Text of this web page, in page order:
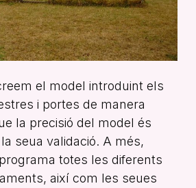
el model introduint els
i portes de manera
la precisió del model és
seua validació. A més,
totes les diferents
així com les seues